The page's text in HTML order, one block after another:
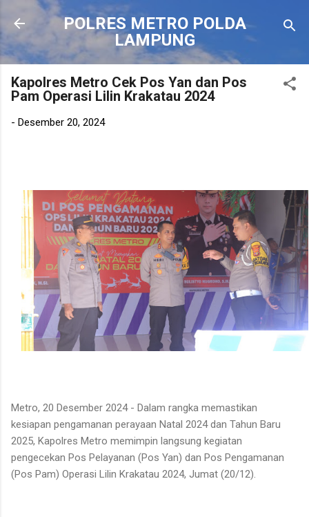
Langsung ke konten utama
POLRES METRO POLDA
LAMPUNG
Kapolres Metro Cek Pos Yan dan Pos
Pam Operasi Lilin Krakatau 2024
- Desember 20, 2024
Metro, 20 Desember 2024 - Dalam rangka memastikan
kesiapan pengamanan perayaan Natal 2024 dan Tahun Baru
2025, Kapolres Metro memimpin langsung kegiatan
pengecekan Pos Pelayanan (Pos Yan) dan Pos Pengamanan
(Pos Pam) Operasi Lilin Krakatau 2024, Jumat (20/12).